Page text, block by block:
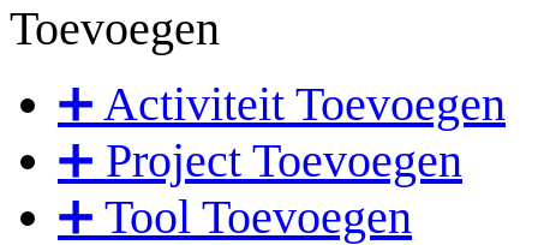
Toevoegen
➕ Activiteit Toevoegen
➕ Project Toevoegen
➕ Tool Toevoegen